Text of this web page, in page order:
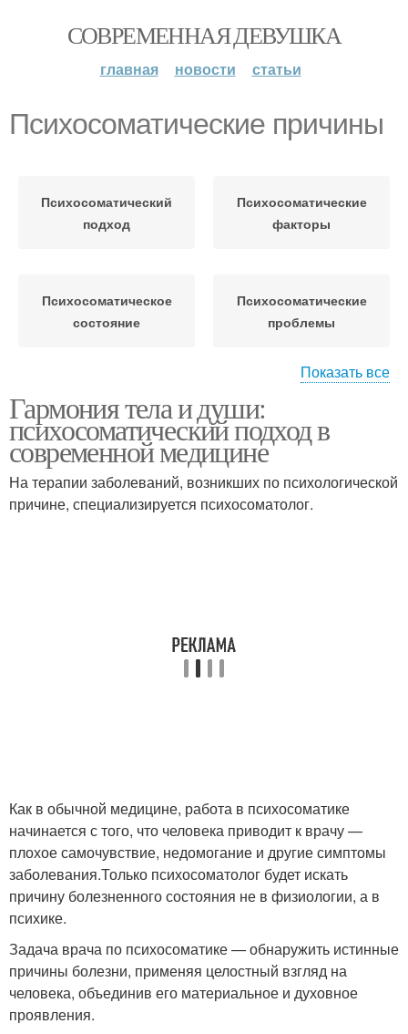
СОВРЕМЕННАЯ ДЕВУШКА
главная новости статьи
Психосоматические причины
Психосоматический
подход
Психосоматические
факторы
Психосоматическое
состояние
Психосоматические
проблемы
заболевания
Показать все
Гармония тела и души:
психосоматический подход в
современной медицине
На терапии заболеваний, возникших по психологической
причине, специализируется психосоматолог.
Как в обычной медицине, работа в психосоматике
начинается с того, что человека приводит к врачу —
плохое самочувствие, недомогание и другие симптомы
заболевания.Только психосоматолог будет искать
причину болезненного состояния не в физиологии, а в
психике.
Задача врача по психосоматике — обнаружить истинные
причины болезни, применяя целостный взгляд на
человека, объединив его материальное и духовное
проявления.